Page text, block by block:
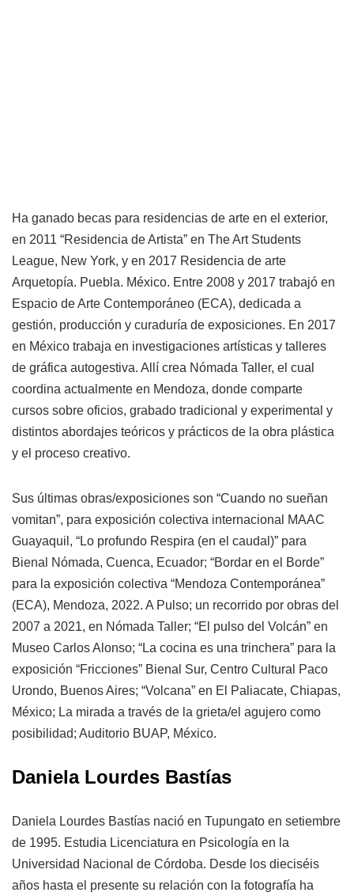
Ha ganado becas para residencias de arte en el exterior,
en 2011 “Residencia de Artista” en The Art Students
League, New York, y en 2017 Residencia de arte
Arquetopía. Puebla. México. Entre 2008 y 2017 trabajó en
Espacio de Arte Contemporáneo (ECA), dedicada a
gestión, producción y curaduría de exposiciones. En 2017
en México trabaja en investigaciones artísticas y talleres
de gráfica autogestiva. Allí crea Nómada Taller, el cual
coordina actualmente en Mendoza, donde comparte
cursos sobre oficios, grabado tradicional y experimental y
distintos abordajes teóricos y prácticos de la obra plástica
y el proceso creativo.
Sus últimas obras/exposiciones son “Cuando no sueñan
vomitan”, para exposición colectiva internacional MAAC
Guayaquil, “Lo profundo Respira (en el caudal)” para
Bienal Nómada, Cuenca, Ecuador; “Bordar en el Borde”
para la exposición colectiva “Mendoza Contemporánea”
(ECA), Mendoza, 2022. A Pulso; un recorrido por obras del
2007 a 2021, en Nómada Taller; “El pulso del Volcán” en
Museo Carlos Alonso; “La cocina es una trinchera” para la
exposición “Fricciones” Bienal Sur, Centro Cultural Paco
Urondo, Buenos Aires; “Volcana” en El Paliacate, Chiapas,
México; La mirada a través de la grieta/el agujero como
posibilidad; Auditorio BUAP, México.
Daniela Lourdes Bastías
Daniela Lourdes Bastías nació en Tupungato en setiembre
de 1995. Estudia Licenciatura en Psicología en la
Universidad Nacional de Córdoba. Desde los dieciséis
años hasta el presente su relación con la fotografía ha